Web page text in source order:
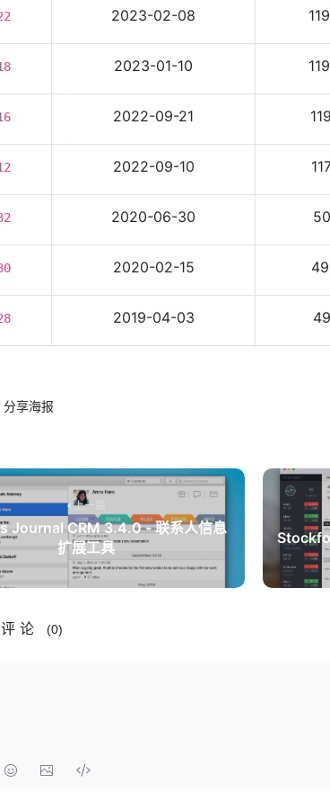
2023-02-08
2023-01-10
2022-09-21
2022-09-10
2020-06-30
2020-02-15
2019-04-03
分享海报
上一篇
Journal CRM 3.4.0 - 联系人信息
扩展工具
论 (0)